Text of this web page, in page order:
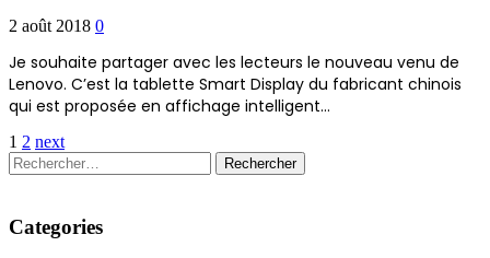
2 août 2018 0
Je souhaite partager avec les lecteurs le nouveau venu de
Lenovo. C’est la tablette Smart Display du fabricant chinois
qui est proposée en affichage intelligent…
Pagination
des
1 2 next
Rechercher :
Categories